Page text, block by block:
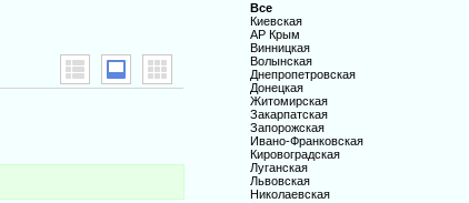
Все
Киевская
АР Крым
Винницкая
Волынская
Днепропетровская
Донецкая
Житомирская
Закарпатская
Запорожская
Ивано-Франковская
Кировоградская
Луганская
Львовская
Николаевская